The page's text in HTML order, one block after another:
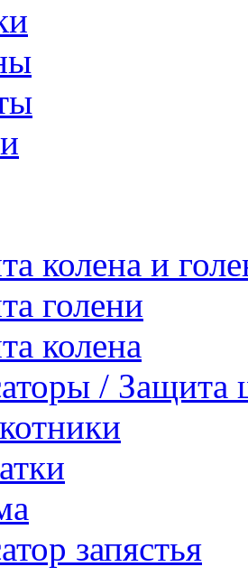
колена и
голени
колена
/ Защита
запястья